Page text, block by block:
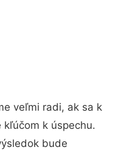
veľmi radi, ak sa k
k úspechu.
bude